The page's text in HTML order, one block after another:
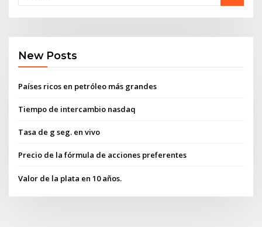
New Posts
Países ricos en petróleo más grandes
Tiempo de intercambio nasdaq
Tasa de g seg. en vivo
Precio de la fórmula de acciones preferentes
Valor de la plata en 10 años.